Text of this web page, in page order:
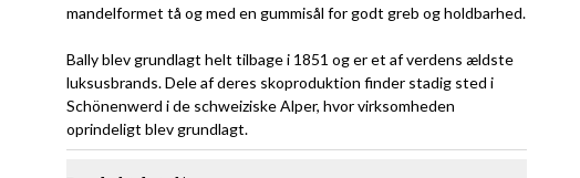
mandelformet tå og med en gummisål for godt greb og holdbarhed.
Bally blev grundlagt helt tilbage i 1851 og er et af verdens ældste
luksusbrands. Dele af deres skoproduktion finder stadig sted i
Schönenwerd i de schweiziske Alper, hvor virksomheden
oprindeligt blev grundlagt.